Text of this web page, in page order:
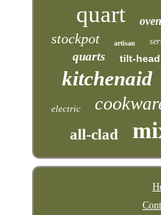
quart oven
stockpot artisan
quarts tilt-head
kitchenaid
electric
all-clad